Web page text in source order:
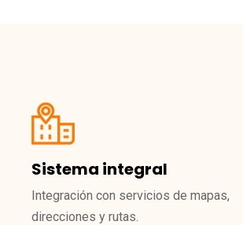
Sistema integral
Integración con servicios de mapas,
direcciones y rutas.